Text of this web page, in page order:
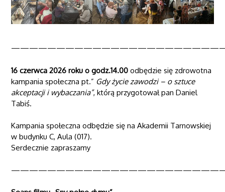
16 czerwca 2026 roku o godz.14.00odbędzie się zdrowotna
kampania społeczna pt.” Gdy życie zawodzi – o sztuce
akceptacji i wybaczania”, którą przygotował pan Daniel
Tabiś.
Kampania społeczna odbędzie się na Akademii Tarnowskiej
w budynku C, Aula (017).
Serdecznie zapraszamy